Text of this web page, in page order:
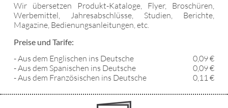
Wir übersetzen Produkt-Kataloge, Flyer, Broschüren,
Werbemittel, Jahresabschlüsse, Studien, Berichte,
Magazine, Bedienungsanleitungen, etc.
Preise und Tarife:
- Aus dem Englischen ins Deutsche
0,09 €
- Aus dem Spanischen ins Deutsche
0,09 €
- Aus dem Französischen ins Deutsche
0,11 €